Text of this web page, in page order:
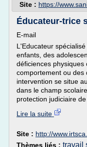
Site : https://
Éducateur-trice
E-mail
L'Educateur
enfants, des
déficiences physiques
comportement ou des
intervention se situe
dans le champ
protection judiciaire
Lire la suite
Site : http://
Thèmes liés : travail